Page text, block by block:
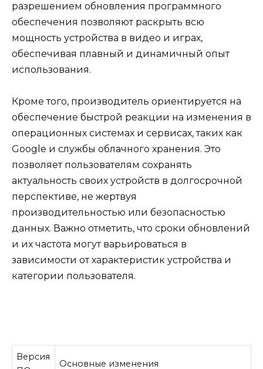
разрешением обновления программного
обеспечения позволяют раскрыть всю
мощность устройства в видео и играх,
обеспечивая плавный и динамичный опыт
использования.
Кроме того, производитель ориентируется на
обеспечение быстрой реакции на изменения в
операционных системах и сервисах, таких как
Google и службы облачного хранения. Это
позволяет пользователям сохранять
актуальность своих устройств в долгосрочной
перспективе, не жертвуя
производительностью или безопасностью
данных. Важно отметить, что сроки обновлений
и их частота могут варьироваться в
зависимости от характеристик устройства и
категории пользователя.
Версия
Основные изменения